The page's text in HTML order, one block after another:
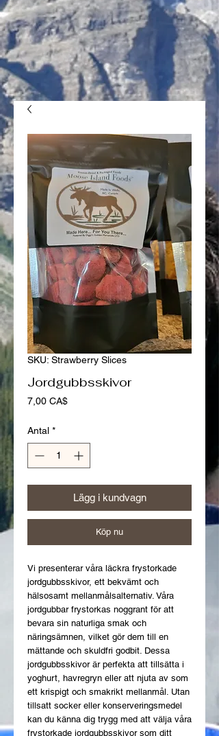
SKU: Strawberry Slices
Jordgubbsskivor
7,00 CA$Pris
Antal *
Lägg i kundvagn
Köp nu
Vi presenterar våra läckra frystorkade
jordgubbsskivor, ett bekvämt och
hälsosamt mellanmålsalternativ. Våra
jordgubbar frystorkas noggrant för att
bevara sin naturliga smak och
näringsämnen, vilket gör dem till en
mättande och skuldfri godbit. Dessa
jordgubbsskivor är perfekta att tillsätta i
yoghurt, havregryn eller att njuta av som
ett krispigt och smakrikt mellanmål. Utan
tillsatt socker eller konserveringsmedel
kan du känna dig trygg med att välja våra
frystorkade jordgubbsskivor som ditt